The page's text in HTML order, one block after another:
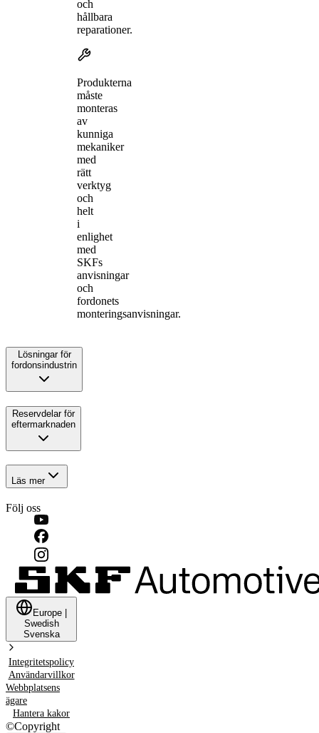
och
hållbara
reparationer.
Produkterna
måste
monteras
av
kunniga
mekaniker
med
rätt
verktyg
och
helt
i
enlighet
med
SKFs
anvisningar
och
fordonets
monteringsanvisningar.
Lösningar för
fordonsindustrin
Reservdelar för
eftermarknaden
Läs mer
Följ oss
Europe
Swedish
Svenska
Integritetspolicy
Användarvillkor
Webbplatsens
ägare
Hantera kakor
©Copyright